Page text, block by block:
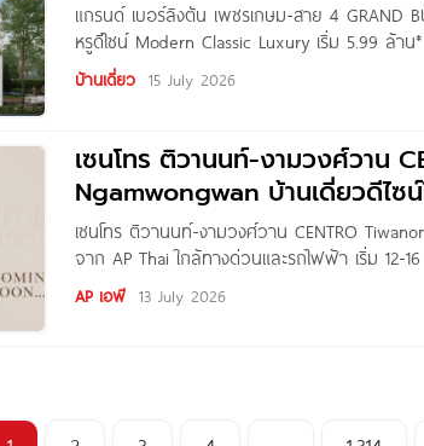
แกรนด์ เบอร์ลิงตัน เพชรเกษม-สาย 4 GRAND
หรูดีไซน์ Modern Classic Luxury เริ่ม 5.99 ล้าน
สาย 4 บ้านหรูดีไซน์ Modern Classic Luxury โคร
Asset ที่ตั้งโครงการอยู่ติดถนนพุทธสาคร ระหว่
บ้านเดี่ยว 15 July 2026
เซนโทร ติวานนท์-งามวงศ์วาน
Ngamwongwan บ้านเดี่ยวดีไซ
ทางด่วนและรถไฟฟ้า เริ่ม 12-16
เซนโทร ติวานนท์-งามวงศ์วาน CENTRO
จาก AP Thai ใกล้ทางด่วนและรถไฟฟ้า เริ่ม 12-
ติวานนท์-งามวงศ์วาน‘ บ้านเดี่ยวดีไซน์ใหม่จาก
ทำเลศักยภาพ ใกล้ทางด่วนและรถไฟฟ้า เริ่ม 12-
AP เอพี 13 July 2026